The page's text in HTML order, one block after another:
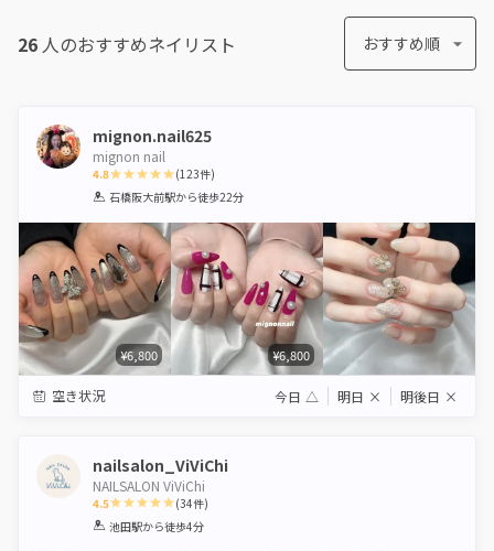
26 人のおすすめネイリスト おすすめ順
mignon.nail625
mignon nail
4.8
1 2 3 4 5
(123件)
石橋阪大前駅から徒歩22分
¥6,800 ¥6,800
空き状況 今日 △ 明日 × 明後日 ×
nailsalon_ViViChi
NAILSALON ViViChi
4.5
1 2 3 4 5
(34件)
池田駅から徒歩4分